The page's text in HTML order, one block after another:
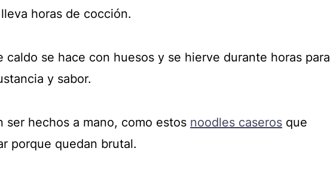
horas de cocción.
caldo se hace con huesos y se hierve durante horas para
y sabor.
ser hechos a mano, como estos noodles caseros que
porque quedan brutal.